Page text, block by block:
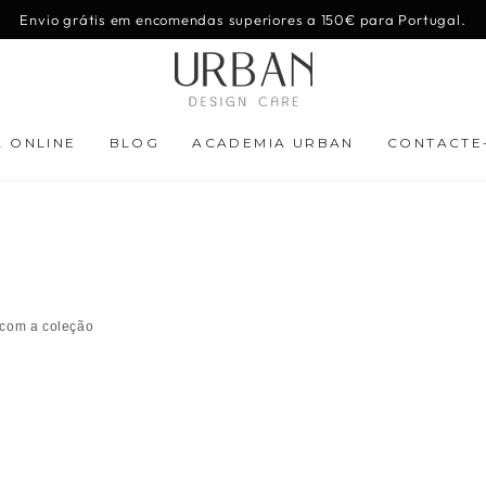
Envio grátis em encomendas superiores a 150€ para Portugal.
ONLINE BLOG ACADEMIA URBAN
a coleção